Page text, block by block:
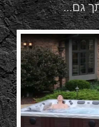
גם...